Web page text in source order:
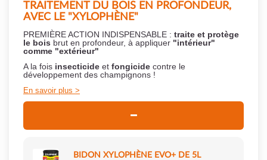
TRAITEMENT DU BOIS EN PROFONDEUR,
AVEC LE "XYLOPHÈNE"
PREMIÈRE ACTION INDISPENSABLE : traite et protège
le bois brut en profondeur, à appliquer "intérieur"
comme "extérieur"
A la fois insecticide et fongicide contre le
développement des champignons !
En savoir plus
BIDON XYLOPHÈNE EVO+ DE 5L